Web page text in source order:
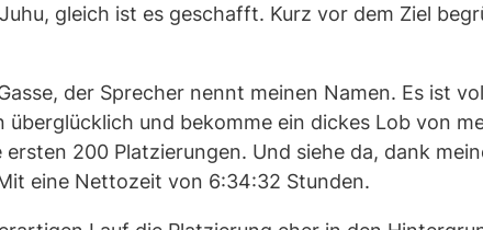
gleich ist es geschafft. Kurz vor dem Ziel
der Sprecher nennt meinen Namen. Es ist
überglücklich und bekomme ein dickes Lob von
200 Platzierungen. Und siehe da, dank
eine Nettozeit von 6:34:32 Stunden.